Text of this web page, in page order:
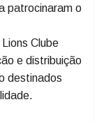
da
28
patrocinaram o
Clube